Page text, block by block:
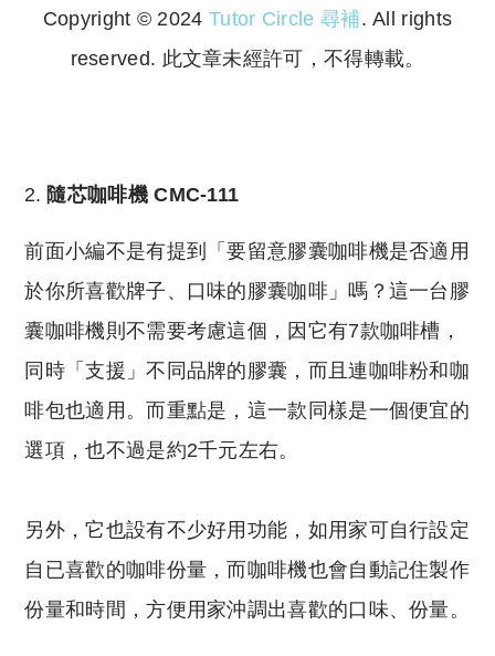
Copyright © 2024 Tutor Circle 尋補. All rights
reserved. 此文章未經許可，不得轉載。
隨芯咖啡機 CMC-111
前面小編不是有提到「要留意膠囊咖啡機是否適用
於你所喜歡牌子、口味的膠囊咖啡」嗎？這一台膠
囊咖啡機則不需要考慮這個，因它有7款咖啡槽，
同時「支援」不同品牌的膠囊，而且連咖啡粉和咖
啡包也適用。而重點是，這一款同樣是一個便宜的
選項，也不過是約2千元左右。
另外，它也設有不少好用功能，如用家可自行設定
自已喜歡的咖啡份量，而咖啡機也會自動記住製作
份量和時間，方便用家沖調出喜歡的口味、份量。